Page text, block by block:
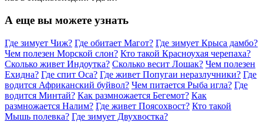
А еще вы можете узнать
Где зимует Чиж? Где обитает Магот? Где зимует Крыса дамбо?
Чем полезен Морской слон? Кто такой Красноухая черепаха?
Сколько живет Индоутка? Сколько весит Лошак? Чем полезен
Ехидна? Где спит Оса? Где живет Попугаи неразлучники? Где
водится Африканский буйвол? Чем питается Рыба игла? Где
водится Минтай? Как размножается Бегемот? Как
размножается Налим? Где живет Поясохвост? Кто такой
Мышь полевка? Где зимует Двухвостка?